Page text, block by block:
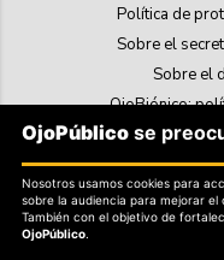
Política de
Sobre el
Sobre el
OjoBiónico:
Sobre libertad de
La
OjoPúblico se
Nosotros usamos cookies para
sobre la audiencia para mejorar
También con el objetivo de
OjoPúblico.